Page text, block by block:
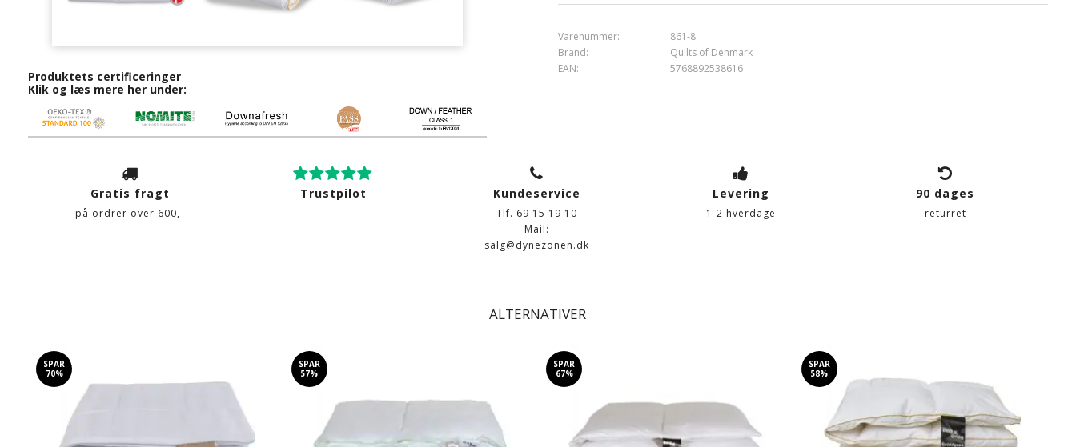
Produktets certificeringer
Klik og læs mere her under:
861-8
Varenummer:
Quilts of Denmark
Brand:
5768892538616
EAN:
Gratis fragt
på ordrer over 600,-
Trustpilot Kundeservice
Tlf. 69 15 19 10
Mail:
salg@dynezonen.dk
Levering
1-2 hverdage
90 dages
returret
ALTERNATIVER
SPAR
70%
SPAR
57%
SPAR
67%
SPAR
58%